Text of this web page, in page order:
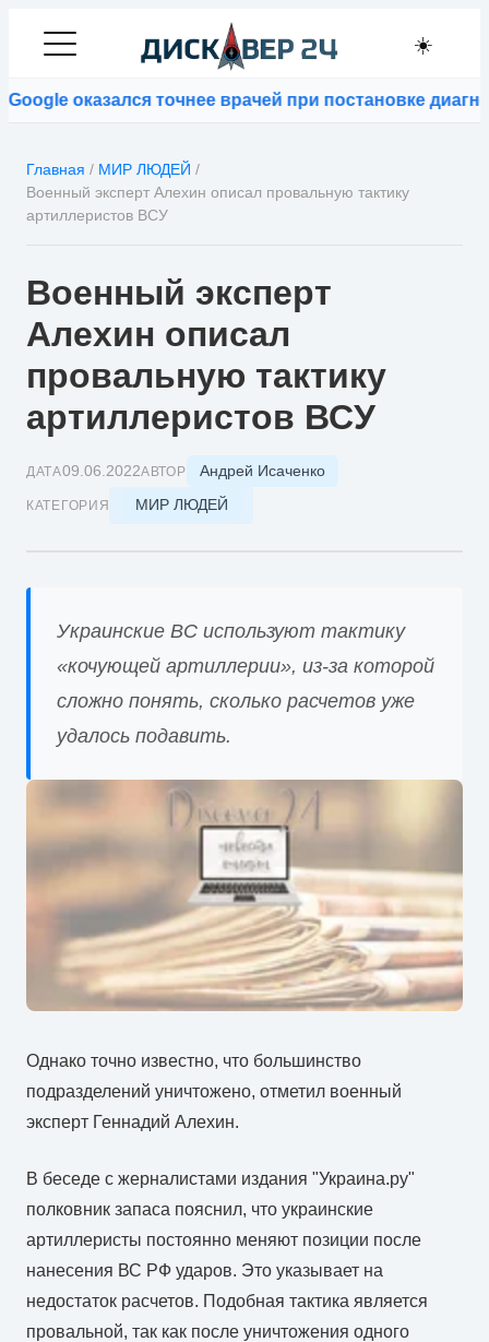
☀️
оказался точнее врачей при постановке
Главная / МИР ЛЮДЕЙ /
Военный эксперт Алехин описал провальную тактику
артиллеристов ВСУ
Военный эксперт
Алехин описал
провальную тактику
артиллеристов ВСУ
ДАТА09.06.2022АВТОР Андрей Исаченко
КАТЕГОРИЯ МИР ЛЮДЕЙ
Украинские ВС используют тактику
«кочующей артиллерии», из-за которой
сложно понять, сколько расчетов уже
удалось подавить.
Однако точно известно, что большинство
подразделений уничтожено, отметил военный
эксперт Геннадий Алехин.
В беседе с жерналистами издания "Украина.ру"
полковник запаса пояснил, что украинские
артиллеристы постоянно меняют позиции после
нанесения ВС РФ ударов. Это указывает на
недостаток расчетов. Подобная тактика является
провальной, так как после уничтожения одного